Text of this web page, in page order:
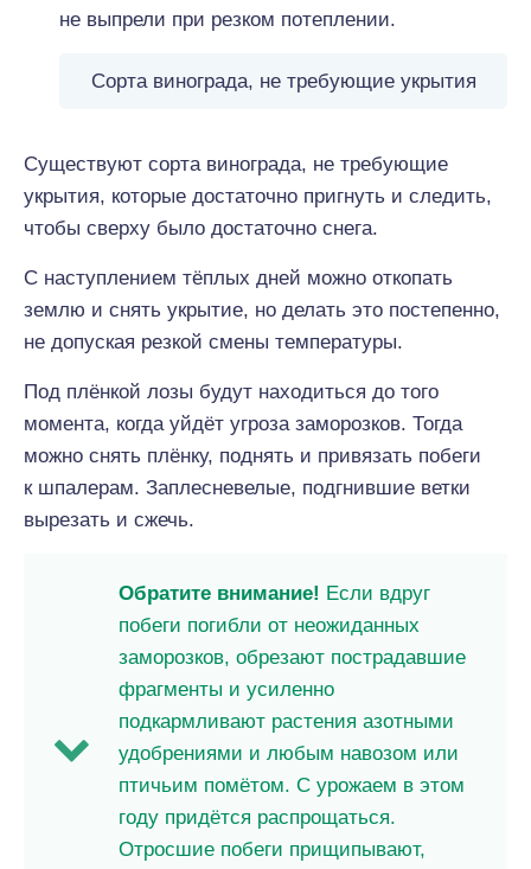
не выпрели при резком потеплении.
Сорта винограда, не требующие укрытия
Существуют сорта винограда, не требующие
укрытия, которые достаточно пригнуть и следить,
чтобы сверху было достаточно снега.
С наступлением тёплых дней можно откопать
землю и снять укрытие, но делать это постепенно,
не допуская резкой смены температуры.
Под плёнкой лозы будут находиться до того
момента, когда уйдёт угроза заморозков. Тогда
можно снять плёнку, поднять и привязать побеги
к шпалерам. Заплесневелые, подгнившие ветки
вырезать и сжечь.
Обратите внимание! Если вдруг
побеги погибли от неожиданных
заморозков, обрезают пострадавшие
фрагменты и усиленно
подкармливают растения азотными
удобрениями и любым навозом или
птичьим помётом. С урожаем в этом
году придётся распрощаться.
Отросшие побеги прищипывают,